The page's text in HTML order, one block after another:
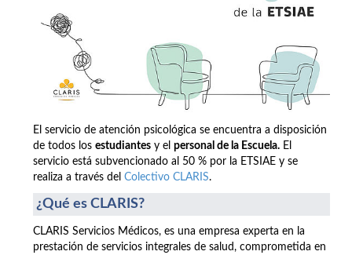
El servicio de atención psicológica se encuentra a disposición
de todos los estudiantes y el personal de la Escuela. El
servicio está subvencionado al 50 % por la ETSIAE y se
realiza a través del Colectivo CLARIS.
¿Qué es CLARIS?
CLARIS Servicios Médicos, es una empresa experta en la
prestación de servicios integrales de salud, comprometida en